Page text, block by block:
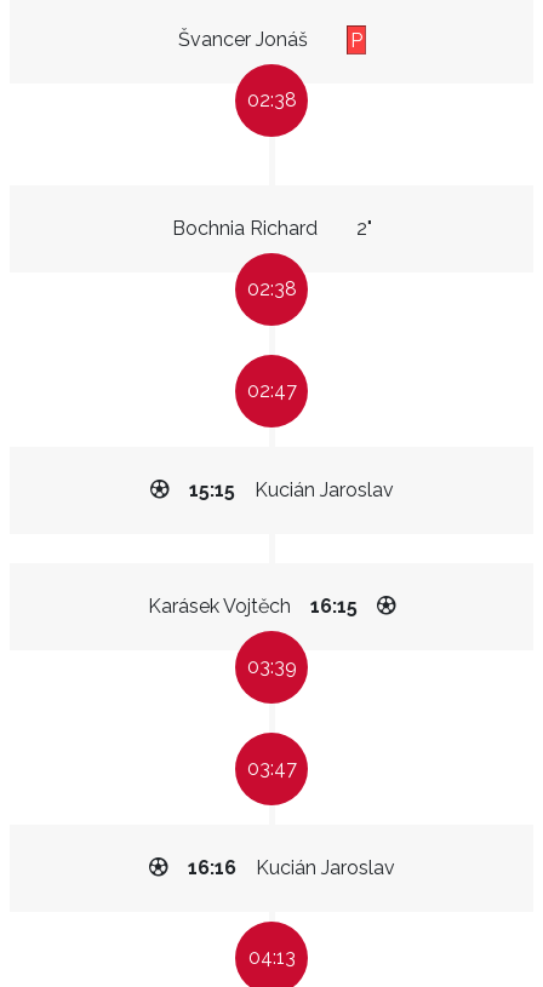
Švancer Jonáš P
02:38
Bochnia Richard 2"
02:38
02:47
Kucián Jaroslav
15:15
Karásek Vojtěch 16:15
03:39
03:47
Kucián Jaroslav
16:16
04:13